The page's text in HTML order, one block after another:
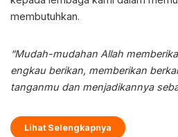
membutuhkan.
“Mudah-mudahan Allah
engkau berikan, memberikan
tanganmu dan menjadikannya
Lihat Selengkapnya